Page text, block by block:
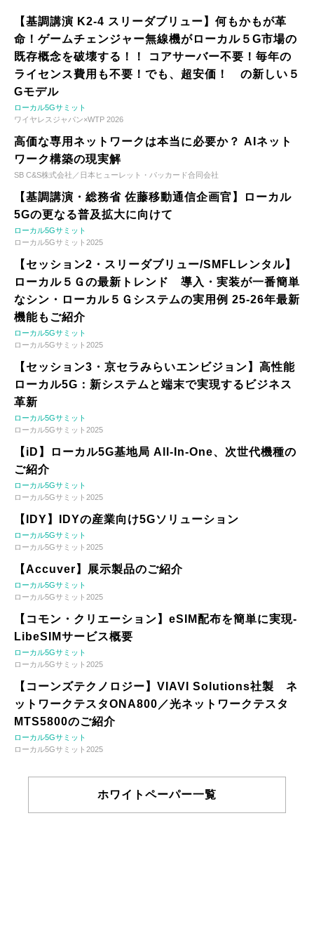
【基調講演 K2-4 スリーダブリュー】何もかもが革
命！ゲームチェンジャー無線機がローカル５G市場の
既存概念を破壊する！！ コアサーバー不要！毎年の
ライセンス費用も不要！でも、超安価！ の新しい５
Gモデル
ローカル5Gサミット
ワイヤレスジャパン×WTP 2026
高価な専用ネットワークは本当に必要か？ AIネット
ワーク構築の現実解
SB C&S株式会社／日本ヒューレット・パッカード合同会社
【基調講演・総務省 佐藤移動通信企画官】ローカル
5Gの更なる普及拡大に向けて
ローカル5Gサミット
ローカル5Gサミット2025
【セッション2・スリーダブリュー/SMFLレンタル】
ローカル５Ｇの最新トレンド 導入・実装が一番簡単
なシン・ローカル５Ｇシステムの実用例 25-26年最新
機能もご紹介
ローカル5Gサミット
ローカル5Gサミット2025
【セッション3・京セラみらいエンビジョン】高性能
ローカル5G：新システムと端末で実現するビジネス
革新
ローカル5Gサミット
ローカル5Gサミット2025
【iD】ローカル5G基地局 All-In-One、次世代機種の
ご紹介
ローカル5Gサミット
ローカル5Gサミット2025
【IDY】IDYの産業向け5Gソリューション
ローカル5Gサミット
ローカル5Gサミット2025
【Accuver】展示製品のご紹介
ローカル5Gサミット
ローカル5Gサミット2025
【コモン・クリエーション】eSIM配布を簡単に実現-
LibeSIMサービス概要
ローカル5Gサミット
ローカル5Gサミット2025
【コーンズテクノロジー】VIAVI Solutions社製 ネ
ットワークテスタONA800／光ネットワークテスタ
MTS5800のご紹介
ローカル5Gサミット
ローカル5Gサミット2025
ホワイトペーパー一覧